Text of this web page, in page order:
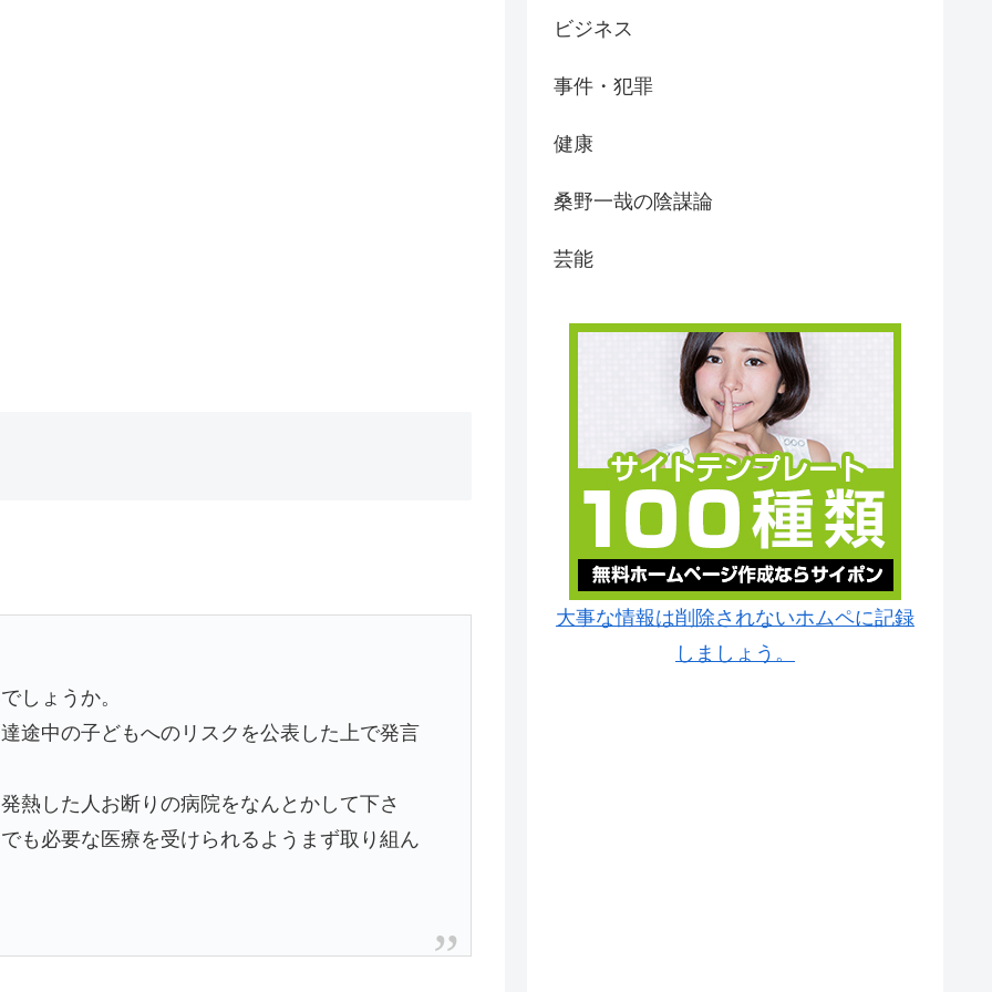
しょうか。
途中の子どもへのリスクを公表した上で発言
熱した人お断りの病院をなんとかして下さ
も必要な医療を受けられるようまず取り組ん
ビジネス
事件・犯罪
健康
桑野一哉の陰謀論
芸能
大事な情報は削除されないホムペに記録
しましょう。